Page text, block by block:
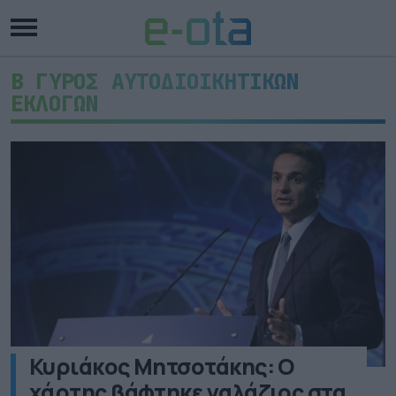
Β ΓΥΡΟΣ ΑΥΤΟΔΙΟΙΚΗΤΙΚΩΝ
ΕΚΛΟΓΩΝ
Κυριάκος Μητσοτάκης: Ο